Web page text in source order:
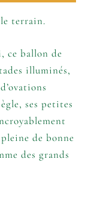
terrain.
ce ballon de
illuminés,
ses petites
de bonne
des grands